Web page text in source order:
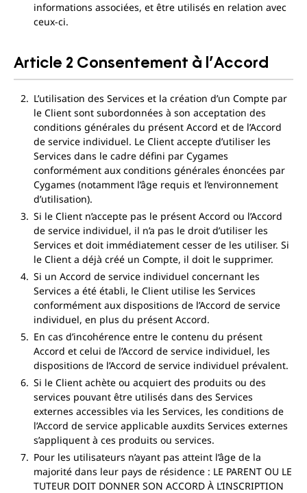
informations associées, et être utilisés en relation avec
ceux-ci.
Article 2 Consentement à l’Accord
L’utilisation des Services et la création d’un Compte par
le Client sont subordonnées à son acceptation des
conditions générales du présent Accord et de l’Accord
de service individuel. Le Client accepte d’utiliser les
Services dans le cadre défini par Cygames
conformément aux conditions générales énoncées par
Cygames (notamment l’âge requis et l’environnement
d’utilisation).
Si le Client n’accepte pas le présent Accord ou l’Accord
de service individuel, il n’a pas le droit d’utiliser les
Services et doit immédiatement cesser de les utiliser. Si
le Client a déjà créé un Compte, il doit le supprimer.
Si un Accord de service individuel concernant les
Services a été établi, le Client utilise les Services
conformément aux dispositions de l’Accord de service
individuel, en plus du présent Accord.
En cas d’incohérence entre le contenu du présent
Accord et celui de l’Accord de service individuel, les
dispositions de l’Accord de service individuel prévalent.
Si le Client achète ou acquiert des produits ou des
services pouvant être utilisés dans des Services
externes accessibles via les Services, les conditions de
l’Accord de service applicable auxdits Services externes
s’appliquent à ces produits ou services.
Pour les utilisateurs n’ayant pas atteint l’âge de la
majorité dans leur pays de résidence : LE PARENT OU LE
TUTEUR DOIT DONNER SON ACCORD À L’INSCRIPTION